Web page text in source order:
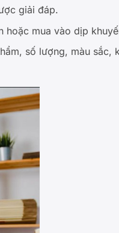
giải đáp.
mua vào dịp
số lượng, màu sắc,